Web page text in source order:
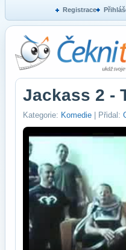
Registrace
Jackass 2 -
Kategorie: Komedie | Přidal: